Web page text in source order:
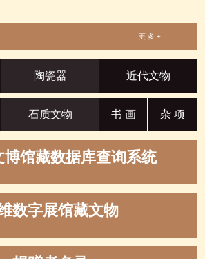
更 多 +
陶瓷器 近代文物
石质文物 书 画 杂 项
博馆藏数据库查询系统
数字展馆藏文物